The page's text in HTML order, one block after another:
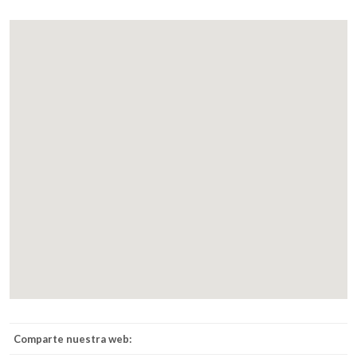
Comparte nuestra web: